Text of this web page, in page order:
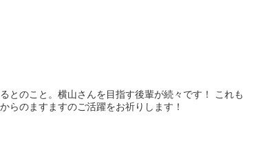
とのこと。横山さんを目指す後輩が続々です！ これも
らのますますのご活躍をお祈りします！